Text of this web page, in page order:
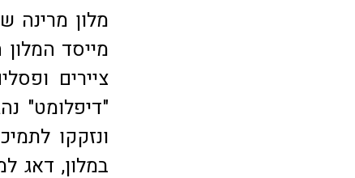
מלון מרינה
ציירים
"דיפלומט"
ונזקקו
במלון, דאג